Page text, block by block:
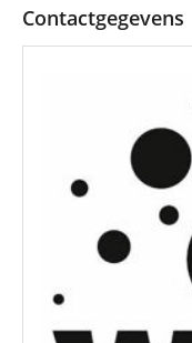
Contactgegevens